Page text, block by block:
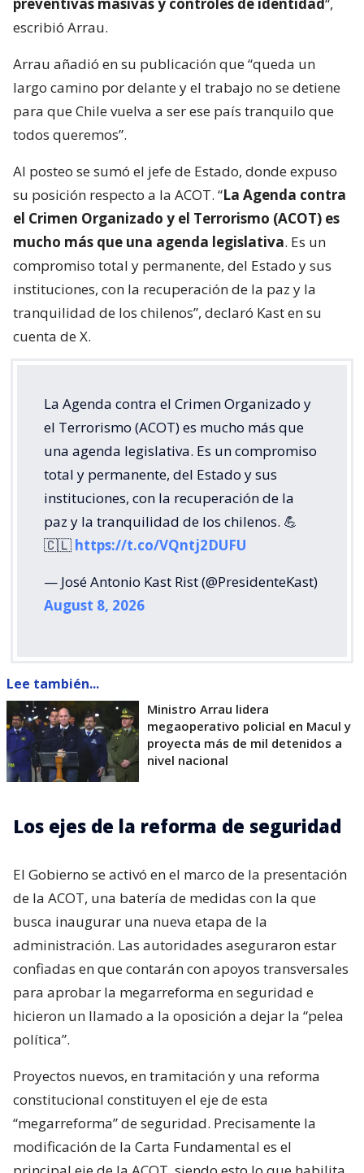
preventivas masivas y controles de identidad“,
escribió Arrau.
Arrau añadió en su publicación que “queda un
largo camino por delante y el trabajo no se detiene
para que Chile vuelva a ser ese país tranquilo que
todos queremos”.
Al posteo se sumó el jefe de Estado, donde expuso
su posición respecto a la ACOT. “La Agenda contra
el Crimen Organizado y el Terrorismo (ACOT) es
mucho más que una agenda legislativa. Es un
compromiso total y permanente, del Estado y sus
instituciones, con la recuperación de la paz y la
tranquilidad de los chilenos”, declaró Kast en su
cuenta de X.
La Agenda contra el Crimen Organizado y
el Terrorismo (ACOT) es mucho más que
una agenda legislativa. Es un compromiso
total y permanente, del Estado y sus
instituciones, con la recuperación de la
paz y la tranquilidad de los chilenos. 💪
🇨🇱 https://t.co/VQntj2DUFU
— José Antonio Kast Rist (@PresidenteKast)
August 8, 2026
Lee también...
Ministro Arrau lidera
megaoperativo policial en Macul y
proyecta más de mil detenidos a
nivel nacional
Los ejes de la reforma de seguridad
El Gobierno se activó en el marco de la presentación
de la ACOT, una batería de medidas con la que
busca inaugurar una nueva etapa de la
administración. Las autoridades aseguraron estar
confiadas en que contarán con apoyos transversales
para aprobar la megarreforma en seguridad e
hicieron un llamado a la oposición a dejar la “pelea
política”.
Proyectos nuevos, en tramitación y una reforma
constitucional constituyen el eje de esta
“megarreforma” de seguridad. Precisamente la
modificación de la Carta Fundamental es el